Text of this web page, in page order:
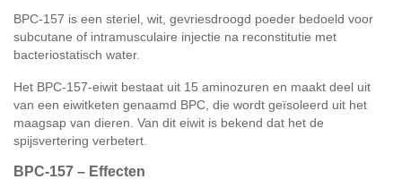
BPC-157 is een steriel, wit, gevriesdroogd poeder bedoeld voor
subcutane of intramusculaire injectie na reconstitutie met
bacteriostatisch water.
Het BPC-157-eiwit bestaat uit 15 aminozuren en maakt deel uit
van een eiwitketen genaamd BPC, die wordt geïsoleerd uit het
maagsap van dieren. Van dit eiwit is bekend dat het de
spijsvertering verbetert.
BPC-157 – Effecten